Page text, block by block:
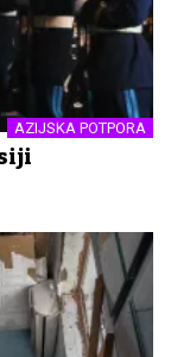
AZIJSKA POTPORA